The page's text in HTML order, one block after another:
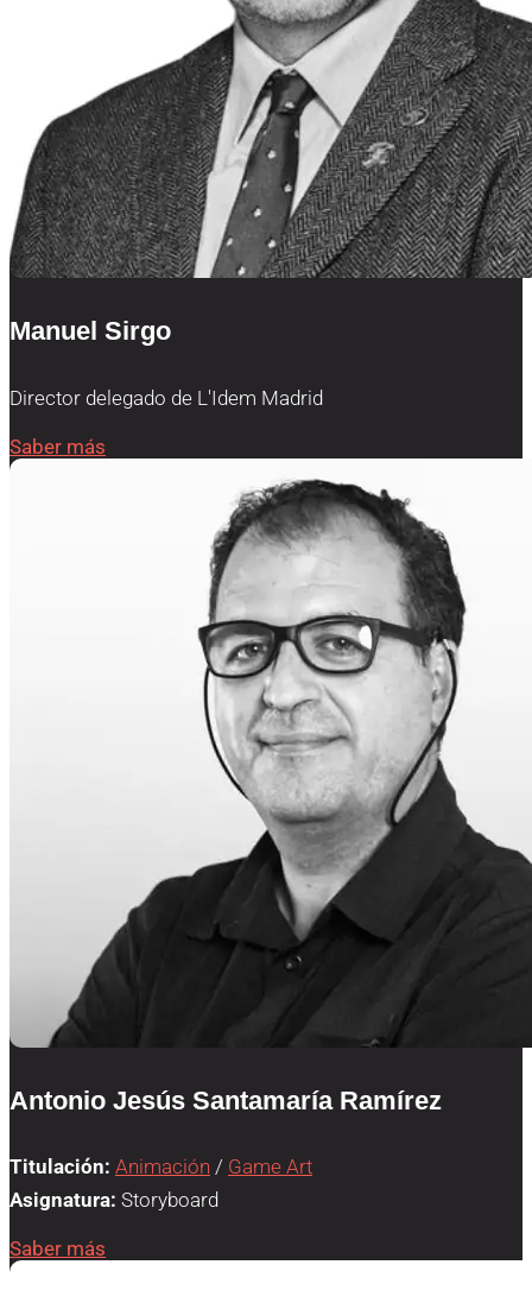
Manuel Sirgo
Director delegado de L'Idem Madrid
Saber más
Antonio Jesús Santamaría Ramírez
Titulación: Animación / Game Art
Asignatura: Storyboard
Saber más